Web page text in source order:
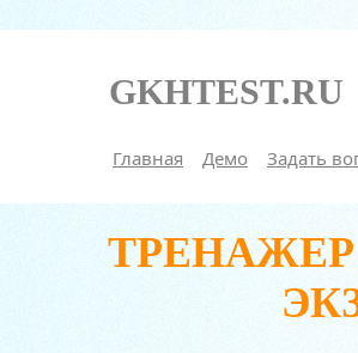
GKHTEST.RU
Главная Демо Задать